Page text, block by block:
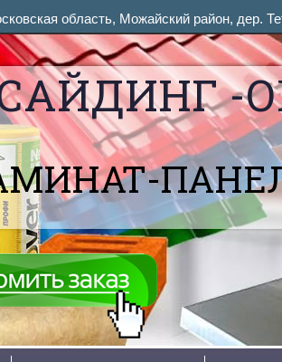
-
область, Можайский район, дер.